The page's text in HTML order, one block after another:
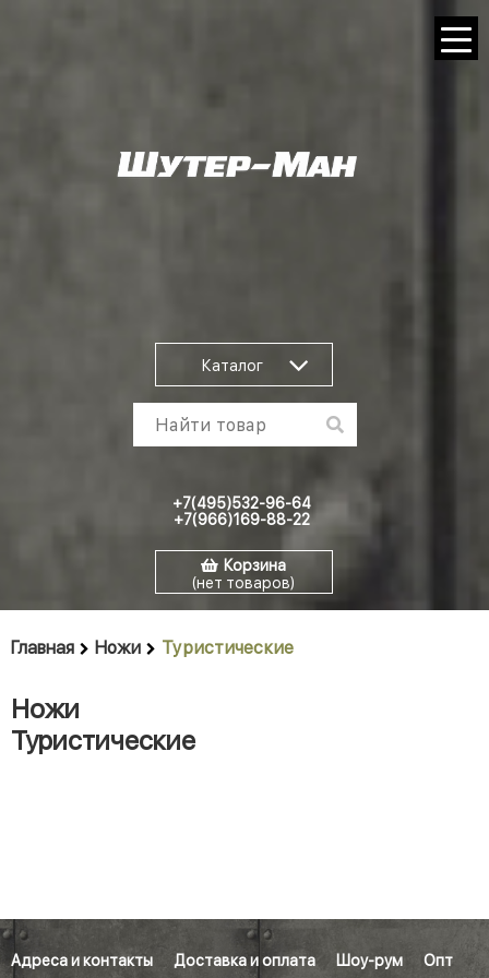
Каталог
+7(495)532-96-64
+7(966)169-88-22
Корзина
(нет товаров)
Главная Ножи Туристические
Ножи
Туристические
Адреса и контакты Доставка и оплата Шоу-рум Опт